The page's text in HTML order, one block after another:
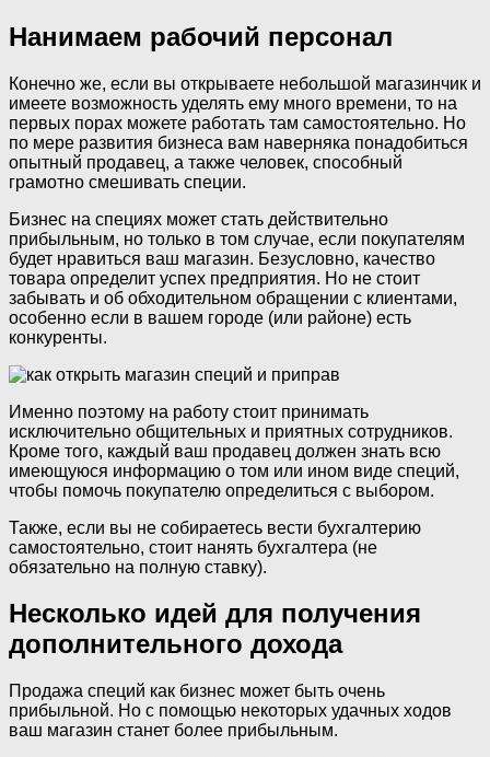
Нанимаем рабочий персонал
Конечно же, если вы открываете небольшой магазинчик и
имеете возможность уделять ему много времени, то на
первых порах можете работать там самостоятельно. Но
по мере развития бизнеса вам наверняка понадобиться
опытный продавец, а также человек, способный
грамотно смешивать специи.
Бизнес на специях может стать действительно
прибыльным, но только в том случае, если покупателям
будет нравиться ваш магазин. Безусловно, качество
товара определит успех предприятия. Но не стоит
забывать и об обходительном обращении с клиентами,
особенно если в вашем городе (или районе) есть
конкуренты.
Именно поэтому на работу стоит принимать
исключительно общительных и приятных сотрудников.
Кроме того, каждый ваш продавец должен знать всю
имеющуюся информацию о том или ином виде специй,
чтобы помочь покупателю определиться с выбором.
Также, если вы не собираетесь вести бухгалтерию
самостоятельно, стоит нанять бухгалтера (не
обязательно на полную ставку).
Несколько идей для получения
дополнительного дохода
Продажа специй как бизнес может быть очень
прибыльной. Но с помощью некоторых удачных ходов
ваш магазин станет более прибыльным.